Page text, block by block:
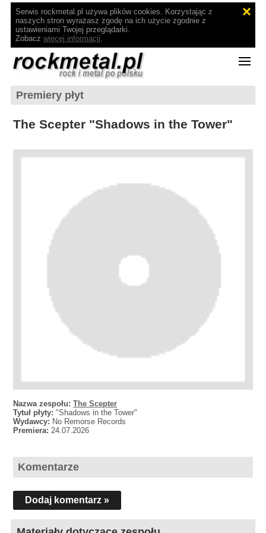
Serwis rockmetal.pl używa plików cookies. Korzystając z
naszych stron wyrażasz zgodę na ich użycie zgodnie z
ustawieniami Twojej przeglądarki.
Zobacz więcej informacji.
Premiery płyt
The Scepter "Shadows in the Tower"
Nazwa zespołu: The Scepter
Tytuł płyty: "Shadows in the Tower"
Wydawcy: No Remorse Records
Premiera: 24.07.2026
Komentarze
Dodaj komentarz »